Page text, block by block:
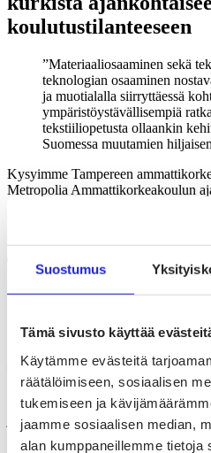
Suostumus
Tämä sivusto käyttää
Käytämme evästeitä
räätälöimiseen, sosiaalisen
tukemiseen ja
jaamme sosiaalisen median,
alan kumppaneillemme tietoja
koulutustilanteeseen
Materiaaliosaaminen sekä
teknologian osaaminen
ja muotialalla siirryttäessä
ympäristöystävällisempiä
tekstiiliopetusta ollaankin
Suomessa muutamien
Kysyimme Tampereen
Metropolia Ammattikorkeakoulun
teknisen tekstiiliopetuksen
Muoti ry tarjoaa koulutusta
Tampereen
uutta
Vielä vajaa 10 vuotta sitten
Tampereen ammattikorkeakoulu
tekstiiliopintoja
Biotuotetekniikan
ja pakkausosaamisen lisäksi myös
tervetulleita myös muut TAMKin